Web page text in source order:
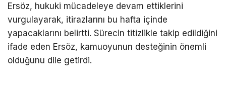
Ersöz, hukuki mücadeleye devam ettiklerini
vurgulayarak, itirazlarını bu hafta içinde
yapacaklarını belirtti. Sürecin titizlikle takip edildiğini
ifade eden Ersöz, kamuoyunun desteğinin önemli
olduğunu dile getirdi.